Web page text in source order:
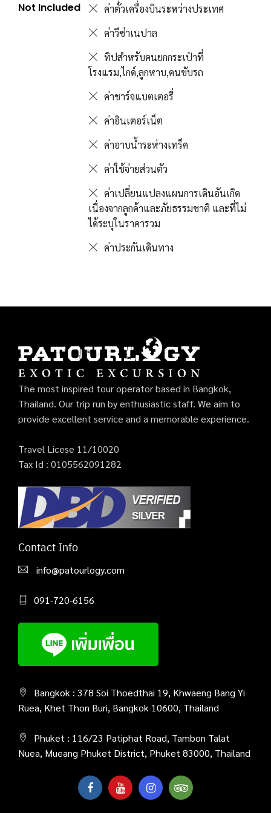
Not Included
ค่าตั๋วเครื่องบินระหว่างประเทศ
ค่าวีซ่าเนปาล
ทิปสำหรับคนยกกระเป๋าที่
โรงแรม,ไกด์,ลูกหาบ,คนขับรถ
ค่าชาร์จแบตเตอรี่
ค่าอินเตอร์เน็ต
ค่าอาบน้ำระห่างเทร็ค
ค่าใช้จ่ายส่วนตัว
ค่าเปลี่ยนแปลงแผนการเดินอันเกิด
เนื่องจากลูกค้าและภัยธรรมชาติ และที่ไม่
ได้ระบุในราคารวม
ค่าประกันเดินทาง
The most inspired tour operator based in Bangkok,
Thailand. Our trip run by enthusiastic staff. We aim to
provide excellent service and a memorable experience.
Travel Licese 11/10020
Tax Id : 0105562091282
Contact Info
info@patourlogy.com
091-720-6156
Bangkok : 378 Soi Thoedthai 19, Khwaeng Bang Yi
Ruea, Khet Thon Buri, Bangkok 10600, Thailand
Phuket : 116/23 Patiphat Road, Tambon Talat
Nuea, Mueang Phuket District, Phuket 83000, Thailand